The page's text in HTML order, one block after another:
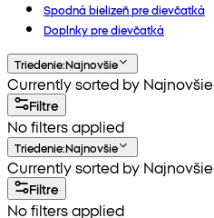
Spodná bielizeň pre dievčatká
Doplnky pre dievčatká
Triedenie:Najnovšie
Currently sorted by Najnovšie
Filtre
No filters applied
Triedenie:Najnovšie
Currently sorted by Najnovšie
Filtre
No filters applied